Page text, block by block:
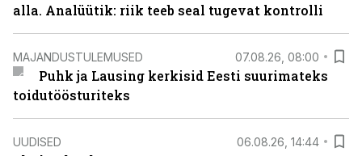
alla. Analüütik: riik teeb seal tugevat kontrolli
MAJANDUSTULEMUSED 07.08.26, 08:00
Puhk ja Lausing kerkisid Eesti suurimateks
toidutöösturiteks
UUDISED 06.08.26, 14:44